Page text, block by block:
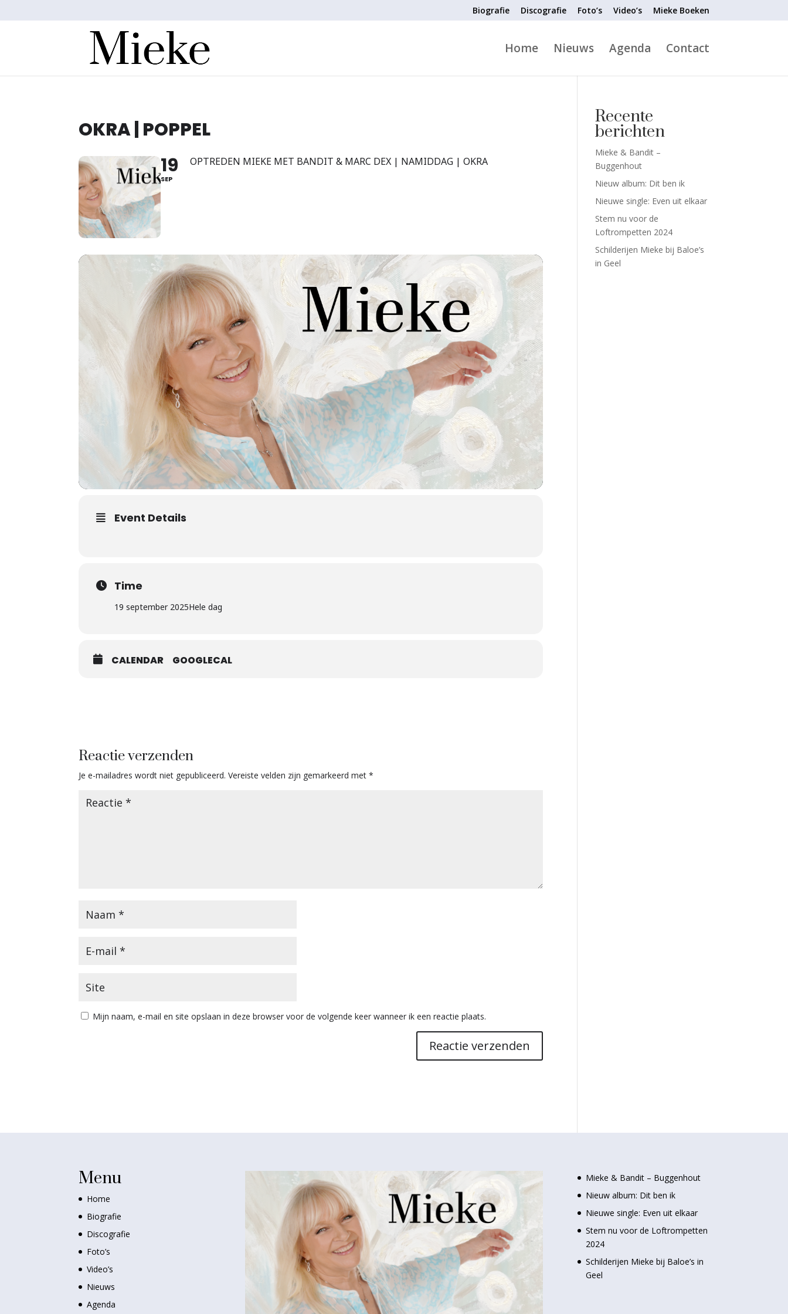
Biografie Discografie Foto’s Video’s Mieke Boeken
Home Nieuws Agenda Contact
OKRA | POPPEL
19
SEP
OPTREDEN MIEKE MET BANDIT & MARC DEX | NAMIDDAG | OKRA
Event Details
Time
19 september 2025Hele dag
CALENDAR GOOGLECAL
Reactie verzenden
Je e-mailadres wordt niet gepubliceerd. Vereiste velden zijn gemarkeerd met*
Mijn naam, e-mail en site opslaan in deze browser voor de volgende keer wanneer ik een reactie plaats.
Recente
berichten
Mieke & Bandit –
Buggenhout
Nieuw album: Dit ben ik
Nieuwe single: Even uit elkaar
Stem nu voor de
Loftrompetten 2024
Schilderijen Mieke bij Baloe’s
in Geel
Menu
Home
Biografie
Discografie
Foto’s
Video’s
Nieuws
Agenda
Mieke & Bandit – Buggenhout
Nieuw album: Dit ben ik
Nieuwe single: Even uit elkaar
Stem nu voor de Loftrompetten
2024
Schilderijen Mieke bij Baloe’s in
Geel